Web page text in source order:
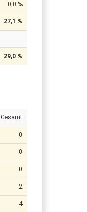
0,0 %
27,1 %
29,0 %
Gesamt
0
0
0
2
4